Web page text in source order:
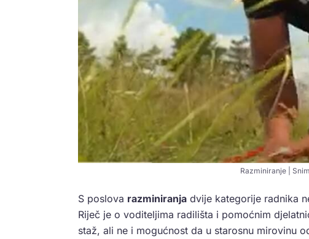
Razminiranje |
S poslova razminiranja dvije kategorije radnika
Riječ je o voditeljima radilišta i pomoćnim
staž, ali ne i mogućnost da u starosnu mirovinu